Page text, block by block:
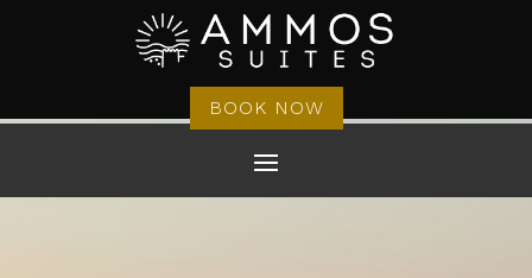
BOOK NOW